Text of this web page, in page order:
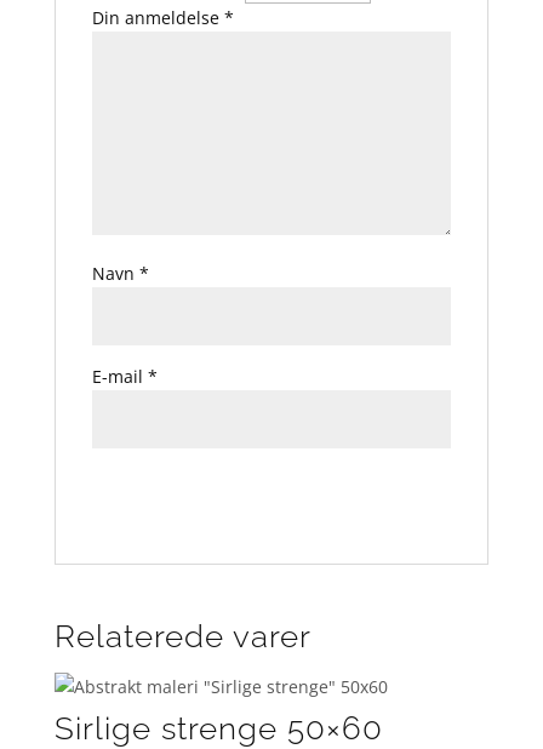
Din anmeldelse *
Navn *
E-mail *
Relaterede varer
Sirlige strenge 50×60